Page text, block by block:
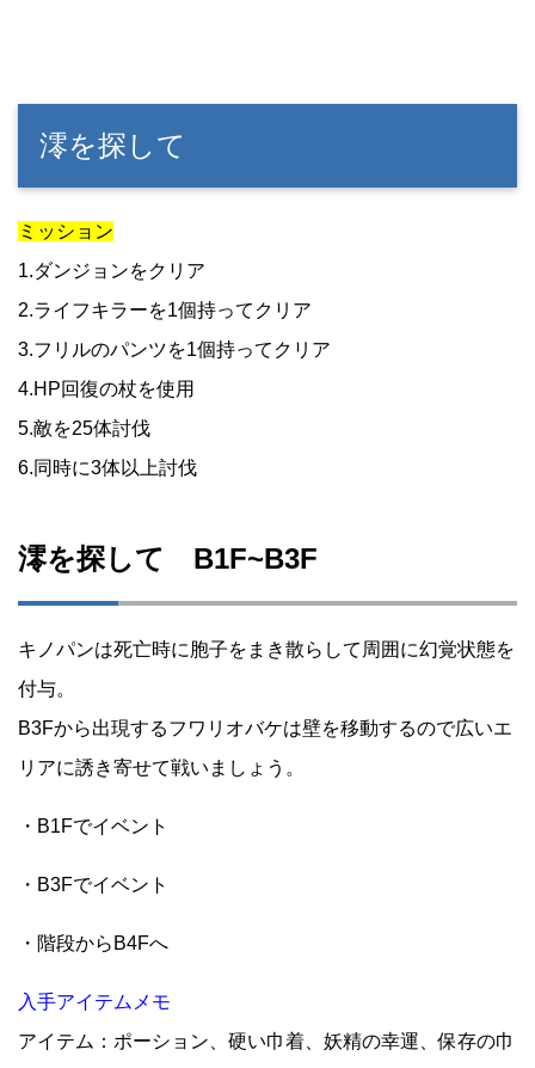
澪を探して
ミッション
1.ダンジョンをクリア
2.ライフキラーを1個持ってクリア
3.フリルのパンツを1個持ってクリア
4.HP回復の杖を使用
5.敵を25体討伐
6.同時に3体以上討伐
澪を探して B1F~B3F
キノパンは死亡時に胞子をまき散らして周囲に幻覚状態を
付与。
B3Fから出現するフワリオバケは壁を移動するので広いエ
リアに誘き寄せて戦いましょう。
・B1Fでイベント
・B3Fでイベント
・階段からB4Fへ
入手アイテムメモ
アイテム：ポーション、硬い巾着、妖精の幸運、保存の巾